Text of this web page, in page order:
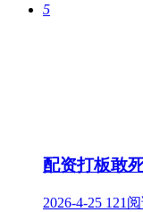
5
配资打板敢
2026-4-25 121